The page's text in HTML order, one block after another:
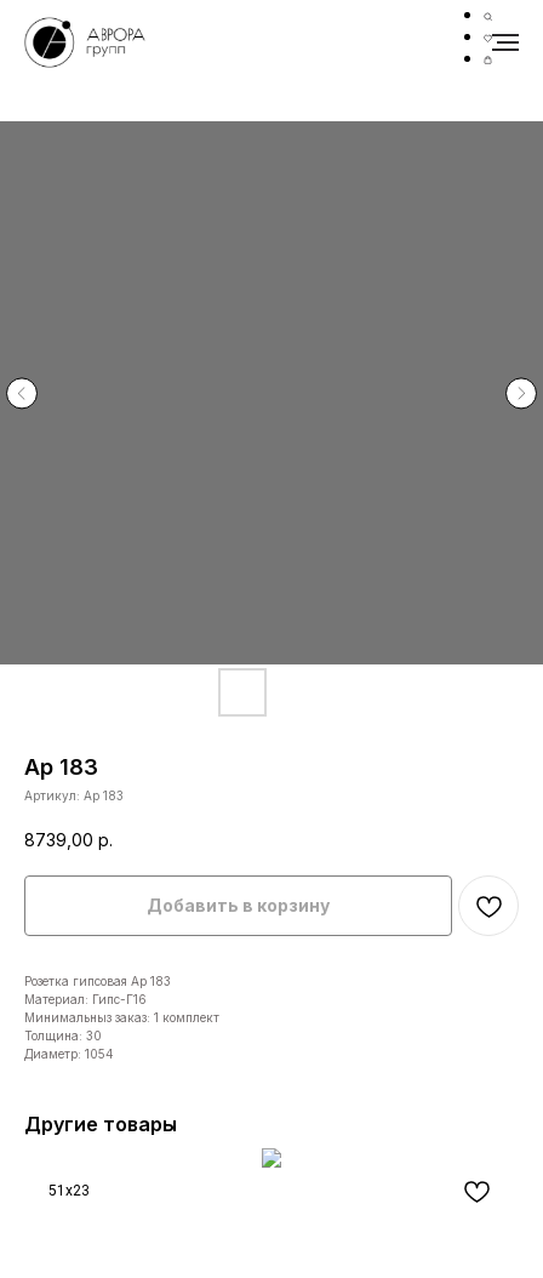
Ар 183
Артикул: Ар 183
8739,00 р.
Добавить в корзину
Розетка гипсовая Ар 183
Материал: Гипс-Г16
Минимальныз заказ: 1 комплект
Толщина: 30
Диаметр: 1054
Другие товары
51x23